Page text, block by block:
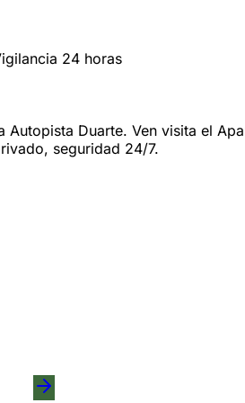
24 horas
Duarte. Ven visita el
seguridad 24/7.